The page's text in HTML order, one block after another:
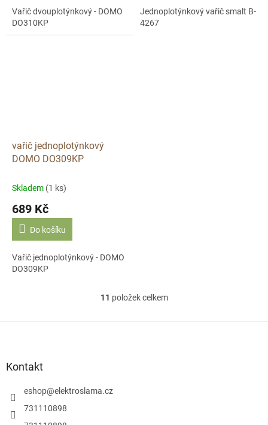
Vařič dvouplotýnkový - DOMO
DO310KP
Jednoplotýnkový vařič smalt B-
4267
vařič jednoplotýnkový
DOMO DO309KP
Skladem (1 ks)
689 Kč
Do košíku
Vařič jednoplotýnkový - DOMO
DO309KP
O
l
11 položek celkem
Kontakt
eshop@elektroslama.cz
731110898